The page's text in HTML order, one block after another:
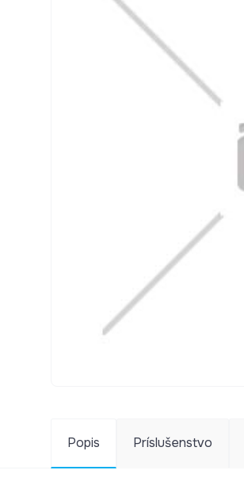
Popis Príslušenstvo